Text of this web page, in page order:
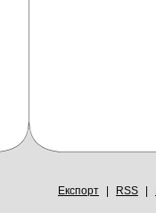
Експорт RSS